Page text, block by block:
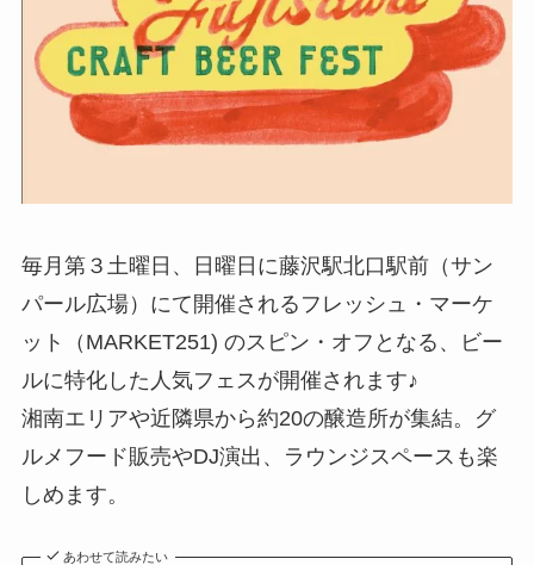
毎月第３土曜日、日曜日に藤沢駅北口駅前（サン
パール広場）にて開催されるフレッシュ・マーケ
ット（MARKET251) のスピン・オフとなる、ビー
ルに特化した人気フェスが開催されます♪
湘南エリアや近隣県から約20の醸造所が集結。グ
ルメフード販売やDJ演出、ラウンジスペースも楽
しめます。
あわせて読みたい